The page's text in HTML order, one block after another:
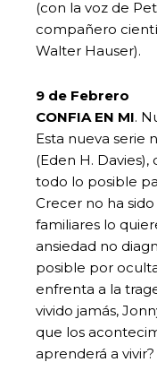
(con la voz de
compañero
Walter Hauser).
9 de Febrero
CONFIA EN MI.
Esta nueva serie
(Eden H. Davies),
todo lo posible
Crecer no ha
familiares lo
ansiedad no
posible por
enfrenta a la
vivido jamás,
que los
aprenderá a vivir?